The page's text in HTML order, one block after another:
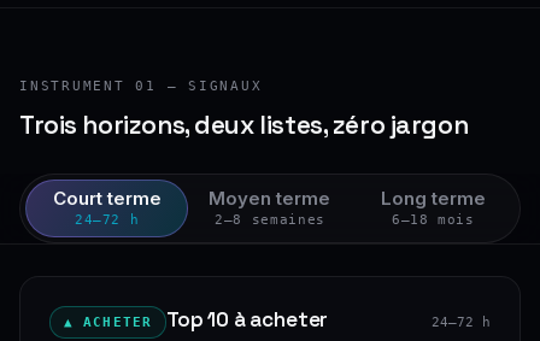
INSTRUMENT 01 — SIGNAUX
Trois horizons, deux listes, zéro jargon
Court terme
24–72 h
Moyen terme
2–8 semaines
Long terme
6–18 mois
▲ ACHETER Top 10 à acheter 24–72 h